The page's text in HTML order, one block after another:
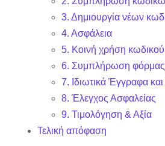
3. Δημιουργία νέων
4. Ασφάλεια
5. Κοινή χρήση
6. Συμπλήρωση
7. Ιδιωτικά Έγγραφα
8. Έλεγχος Ασφαλείας
9. Τιμολόγηση & Αξία
Τελική απόφαση